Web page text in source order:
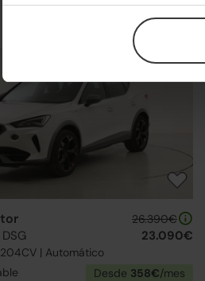
15-20 días
| Automático
26.390€
23.090€
Desde 358€/mes